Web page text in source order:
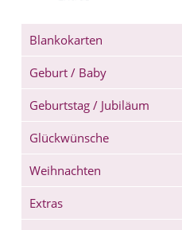
Blankokarten
Geburt / Baby
Geburtstag / Jubiläum
Glückwünsche
Weihnachten
Extras